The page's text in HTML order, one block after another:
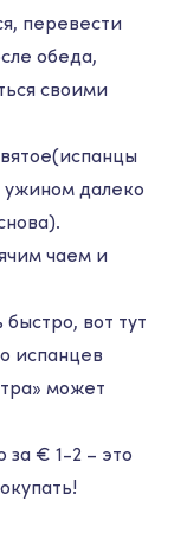
перевести
обеда,
своими
ужином далеко
чаем и
вот тут
испанцев
может
€ 1-2 – это